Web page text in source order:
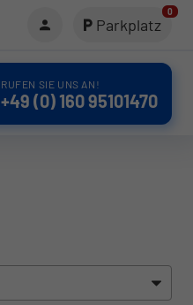
Parkplatz
0
RUFEN SIE UNS AN!
+49 (0) 160 95101470